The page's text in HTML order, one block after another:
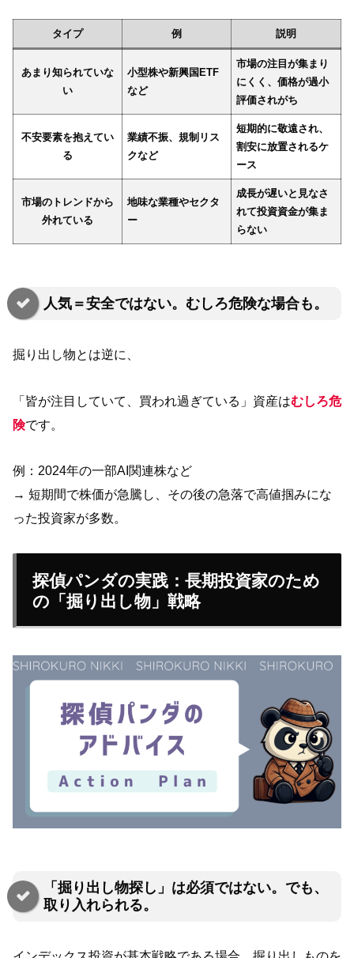
タイプ 例 説明
あまり知られていな
い
小型株や新興国ETF
など
市場の注目が集まり
にくく、価格が過小
評価されがち
不安要素を抱えてい
る
業績不振、規制リス
クなど
短期的に敬遠され、
割安に放置されるケ
ース
市場のトレンドから
外れている
地味な業種やセクタ
ー
成長が遅いと見なさ
れて投資資金が集ま
らない
人気＝安全ではない。むしろ危険な場合も。
掘り出し物とは逆に、
「皆が注目していて、買われ過ぎている」資産はむしろ危
険です。
例：2024年の一部AI関連株など
→ 短期間で株価が急騰し、その後の急落で高値掴みにな
った投資家が多数。
探偵パンダの実践：長期投資家のため
の「掘り出し物」戦略
「掘り出し物探し」は必須ではない。でも、
取り入れられる。